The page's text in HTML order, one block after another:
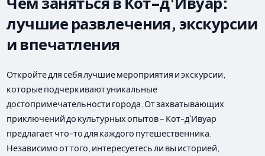
лучшие развлечения, экскурсии
и впечатления
Откройте для себя лучшие мероприятия и экскурсии,
которые подчеркивают уникальные
достопримечательности города. От захватывающих
приключений до культурных опытов – Кот-д'Ивуар
предлагает что-то для каждого путешественника.
Независимо от того, интересуетесь ли вы историей,